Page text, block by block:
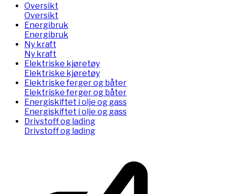
Oversikt
Oversikt
Energibruk
Energibruk
Ny kraft
Ny kraft
Elektriske kjøretøy
Elektriske kjøretøy
Elektriske ferger og båter
Elektriske ferger og båter
Energiskiftet i olje og gass
Energiskiftet i olje og gass
Drivstoff og lading
Drivstoff og lading